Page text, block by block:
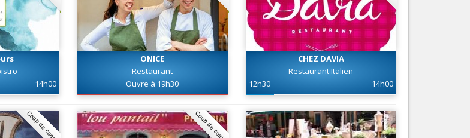
14h00
ONICE
Restaurant
Ouvre à 19h30
CHEZ DAVIA
Restaurant Italien
12h30
14h00
Coup de coeur Coup de coeur